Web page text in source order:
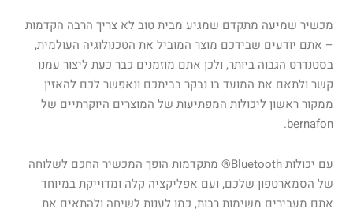
מכשיר שמיעה מתקדם שמגיע מבית טוב לא צריך הרבה הקדמות
– אתם יודעים שבידכם מוצר המוביל את הטכנולוגיה העולמית,
בסטנדרט הגבוה ביותר, ולכן אתם מוזמנים כבר כעת ליצור עמנו
קשר ולתאם את המועד בו נבקר בביתכם ונאפשר לכם להאזין
ממקור ראשון ליכולות המפתיעות של המוצרים היוקרתיים של
bernafon.
עם יכולות Bluetooth® מתקדמות הופך המכשיר החכם לשלוחה
של הסמארטפון שלכם, ועם אפליקציה קלה ומדוייקת במיוחד
אתם מעבירים משימות רבות, כמו לענות לשיחה ולהתאים את